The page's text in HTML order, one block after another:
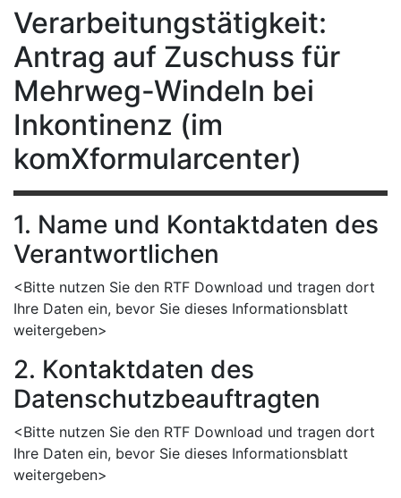
Verarbeitungstätigkeit:
Antrag auf Zuschuss für
Mehrweg-Windeln bei
Inkontinenz (im
komXformularcenter)
1. Name und Kontaktdaten des
Verantwortlichen
<Bitte nutzen Sie den RTF Download und tragen dort
Ihre Daten ein, bevor Sie dieses Informationsblatt
weitergeben>
2. Kontaktdaten des
Datenschutzbeauftragten
<Bitte nutzen Sie den RTF Download und tragen dort
Ihre Daten ein, bevor Sie dieses Informationsblatt
weitergeben>